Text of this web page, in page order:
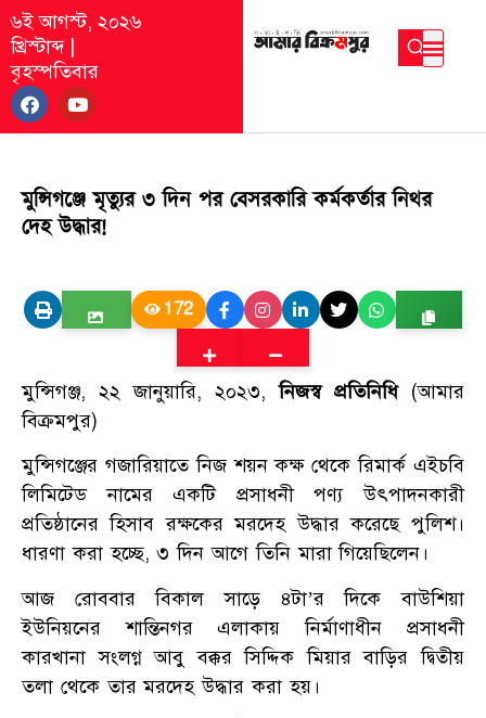
৬ই আগস্ট, ২০২৬
খ্রিস্টাব্দ|
বৃহস্পতিবার
মুন্সিগঞ্জে মৃত্যুর ৩ দিন পর বেসরকারি কর্মকর্তার নিথর
দেহ উদ্ধার!
172
মুন্সিগঞ্জ, ২২ জানুয়ারি, ২০২৩,নিজস্ব প্রতিনিধি(আমার
বিক্রমপুর)
মুন্সিগঞ্জের গজারিয়াতে নিজ শয়ন কক্ষ থেকে রিমার্ক এইচবি
লিমিটেড নামের একটি প্রসাধনী পণ্য উৎপাদনকারী
প্রতিষ্ঠানের হিসাব রক্ষকের মরদেহ উদ্ধার করেছে পুলিশ।
ধারণা করা হচ্ছে, ৩ দিন আগে তিনি মারা গিয়েছিলেন।
আজ রোববার বিকাল সাড়ে ৪টা’র দিকে বাউশিয়া
ইউনিয়নের শান্তিনগর এলাকায় নির্মাণাধীন প্রসাধনী
কারখানা সংলগ্ন আবু বক্কর সিদ্দিক মিয়ার বাড়ির দ্বিতীয়
তলা থেকে তার মরদেহ উদ্ধার করা হয়।